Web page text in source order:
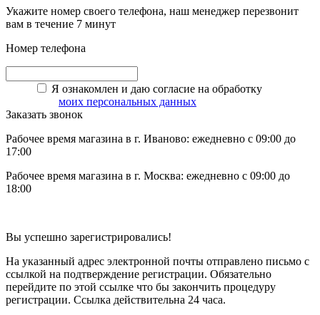
Укажите номер своего телефона, наш менеджер перезвонит
вам в течение 7 минут
Номер телефона
Я ознакомлен и даю согласие на обработку
моих персональных данных
Заказать звонок
Рабочее время магазина в г. Иваново: ежедневно с 09:00 до
17:00
Рабочее время магазина в г. Москва: ежедневно с 09:00 до
18:00
Вы успешно зарегистрировались!
На указанный адрес электронной почты отправлено письмо с
ссылкой на подтверждение регистрации. Обязательно
перейдите по этой ссылке что бы закончить процедуру
регистрации. Ссылка действительна 24 часа.